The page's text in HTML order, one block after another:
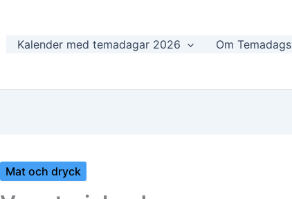
Kalender med temadagar 2026 Om Temadags
Mat och dryck